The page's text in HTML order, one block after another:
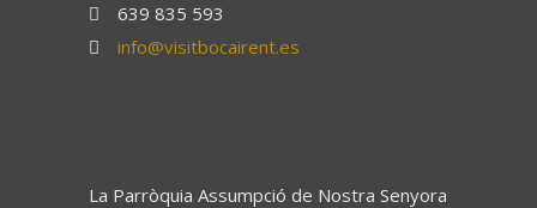
639 835 593
info@visitbocairent.es
La Parròquia Assumpció de Nostra Senyora